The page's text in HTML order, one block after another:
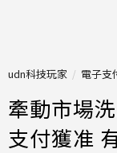
udn科技玩家 電子支
牽動市場
支付獲准